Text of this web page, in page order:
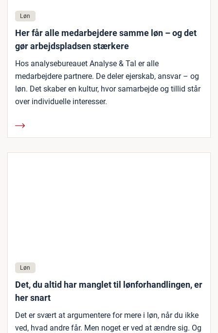
Løn
Her får alle medarbejdere samme løn – og det
gør arbejdspladsen stærkere
Hos analysebureauet Analyse & Tal er alle
medarbejdere partnere. De deler ejerskab, ansvar – og
løn. Det skaber en kultur, hvor samarbejde og tillid står
over individuelle interesser.
Løn
Det, du altid har manglet til lønforhandlingen, er
her snart
Det er svært at argumentere for mere i løn, når du ikke
ved, hvad andre får. Men noget er ved at ændre sig. Og